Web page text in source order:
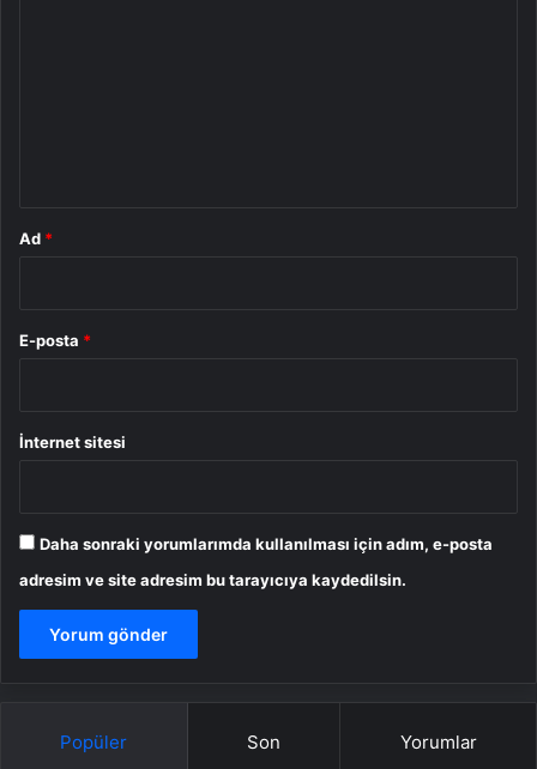
Ad *
E-posta *
İnternet sitesi
Daha sonraki yorumlarımda kullanılması için adım, e-posta
adresim ve site adresim bu tarayıcıya kaydedilsin.
Popüler Son Yorumlar